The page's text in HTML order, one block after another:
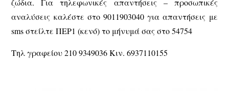
ζώδια. Για τηλεφωνικές απαντήσεις – προσωπικές
αναλύσεις καλέστε στο 9011903040 για απαντήσεις με
sms στείλτε ΠΕΡ1 (κενό) το μήνυμά σας στο 54754
Τηλ γραφείου 210 9349036 Κιν. 6937110155